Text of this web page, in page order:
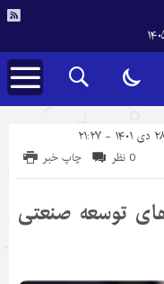
چاپ خبر 0 نظر
توسعه صنعتی